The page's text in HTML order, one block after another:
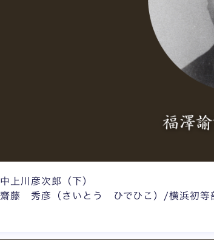
中上川彦次郎（下）
齋藤 秀彦（さいとう ひでひこ）/横浜初等